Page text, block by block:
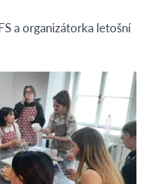
a organizátorka letošní